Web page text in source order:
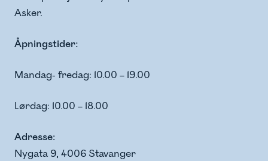
Asker.
Åpningstider:
Mandag- fredag: 10.00 – 19.00
Lørdag: 10.00 – 18.00
Adresse:
Nygata 9, 4006 Stavanger